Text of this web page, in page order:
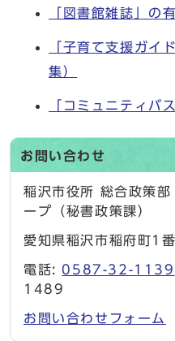
「図書館雑誌」の
「子育て支援ガイ
集）
「コミュニティバ
お問い合わせ
稲沢市役所 総合政策
ープ（秘書政策課）
愛知県稲沢市稲府町1
電話: 0587-32-1139
1489
お問い合わせフォーム